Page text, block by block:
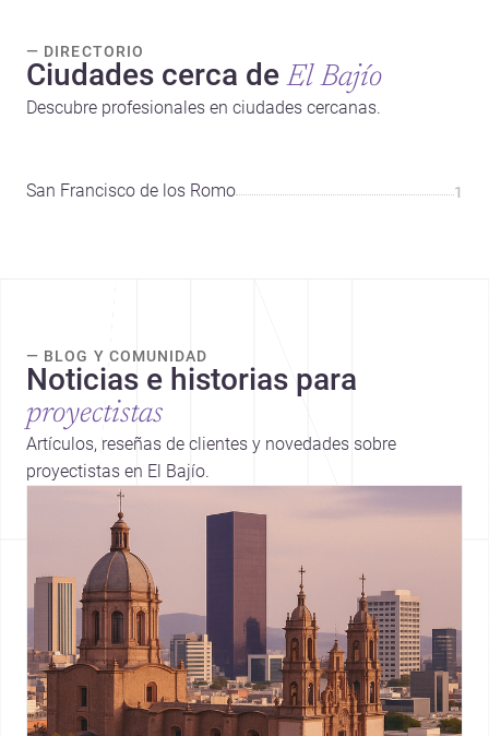
— DIRECTORIO
Ciudades cerca de El Bajío
Descubre profesionales en ciudades cercanas.
San Francisco de los Romo 1
— BLOG Y COMUNIDAD
Noticias e historias para
proyectistas
Artículos, reseñas de clientes y novedades sobre
proyectistas en El Bajío.